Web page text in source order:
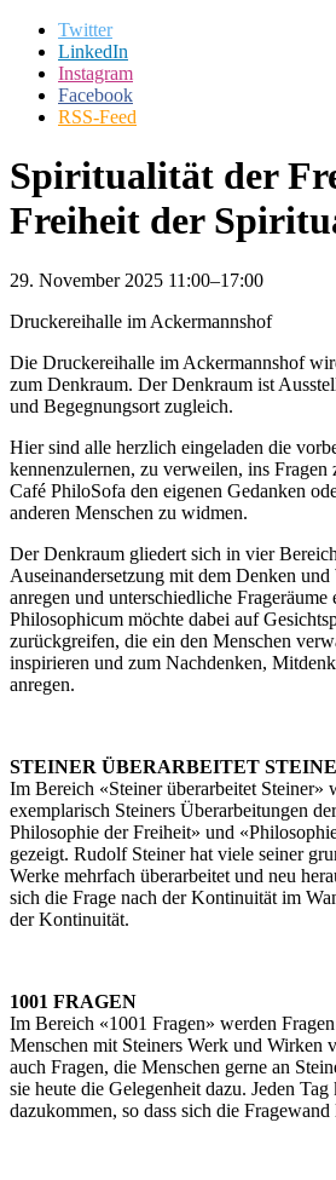
Twitter
LinkedIn
Instagram
Facebook
RSS-Feed
Spiritualität der
Freiheit der
29. November 2025 11:00–17:00
Druckereihalle im Ackermannshof
Die Druckereihalle im Ackermannshof
zum Denkraum. Der Denkraum ist
und Begegnungsort zugleich.
Hier sind alle herzlich eingeladen die
kennenzulernen, zu verweilen, ins
Café PhiloSofa den eigenen Gedanken
anderen Menschen zu widmen.
Der Denkraum gliedert sich in vier
Auseinandersetzung mit dem Denken
anregen und unterschiedliche Frageräume
Philosophicum möchte dabei auf
zurückgreifen, die ein den Menschen
inspirieren und zum Nachdenken,
anregen.
STEINER ÜBERARBEITET
Im Bereich «Steiner überarbeitet Steiner»
exemplarisch Steiners Überarbeitungen
Philosophie der Freiheit» und
gezeigt. Rudolf Steiner hat viele seiner
Werke mehrfach überarbeitet und neu
sich die Frage nach der Kontinuität im
der Kontinuität.
1001 FRAGEN
Im Bereich «1001 Fragen» werden
Menschen mit Steiners Werk und Wirken
auch Fragen, die Menschen gerne an
sie heute die Gelegenheit dazu. Jeden
dazukommen, so dass sich die